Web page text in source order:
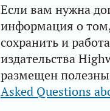
Если вам нужна
информация о том,
сохранить и
издательства
размещен
Asked Questions